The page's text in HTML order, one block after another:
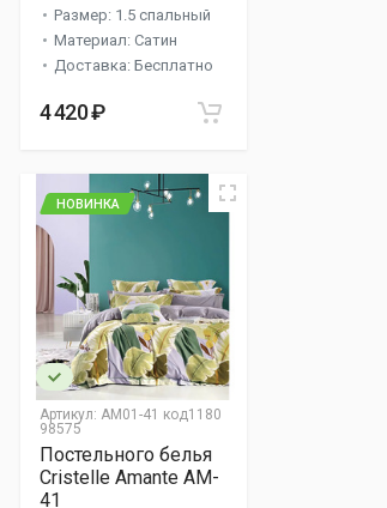
Размер: 1.5 спальный
Материал: Сатин
Доставка: Бесплатно
4 420 ₽
Артикул: AM01-41 код1180
98575
НОВИНКА
Постельного белья
Cristelle Amante AM-
41